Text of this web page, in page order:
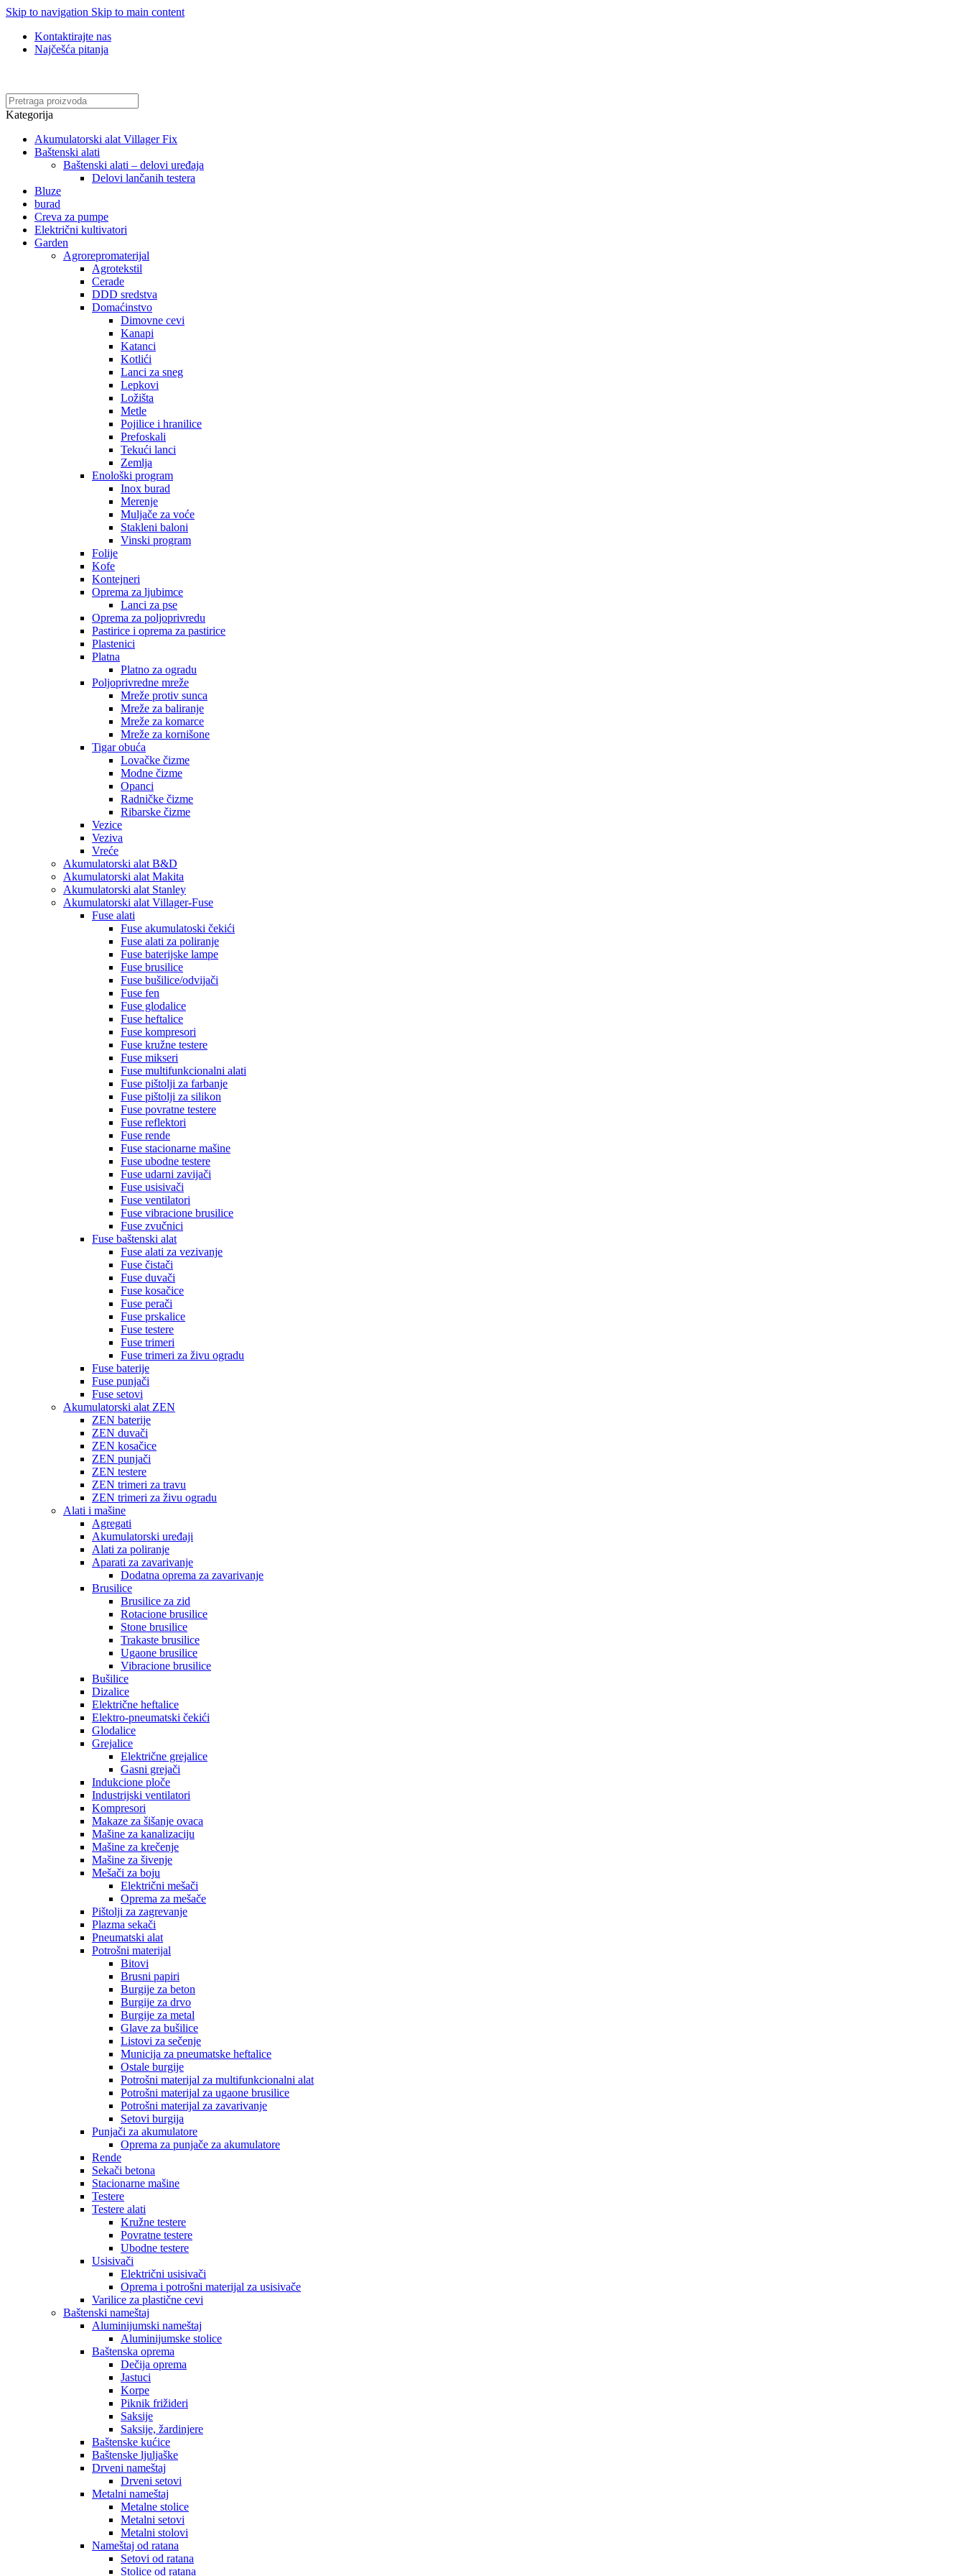
Skip to navigation Skip to main content
Kontaktirajte nas
Najčešća pitanja
Kategorija
Akumulatorski alat Villager Fix
Baštenski alati
Baštenski alati – delovi uređaja
Delovi lančanih testera
Bluze
burad
Creva za pumpe
Električni kultivatori
Garden
Agrorepromaterijal
Agrotekstil
Cerade
DDD sredstva
Domaćinstvo
Dimovne cevi
Kanapi
Katanci
Kotlići
Lanci za sneg
Lepkovi
Ložišta
Metle
Pojilice i hranilice
Prefoskali
Tekući lanci
Zemlja
Enološki program
Inox burad
Merenje
Muljače za voće
Stakleni baloni
Vinski program
Folije
Kofe
Kontejneri
Oprema za ljubimce
Lanci za pse
Oprema za poljoprivredu
Pastirice i oprema za pastirice
Plastenici
Platna
Platno za ogradu
Poljoprivredne mreže
Mreže protiv sunca
Mreže za baliranje
Mreže za komarce
Mreže za kornišone
Tigar obuća
Lovačke čizme
Modne čizme
Opanci
Radničke čizme
Ribarske čizme
Vezice
Veziva
Vreće
Akumulatorski alat B&D
Akumulatorski alat Makita
Akumulatorski alat Stanley
Akumulatorski alat Villager-Fuse
Fuse alati
Fuse akumulatoski čekići
Fuse alati za poliranje
Fuse baterijske lampe
Fuse brusilice
Fuse bušilice/odvijači
Fuse fen
Fuse glodalice
Fuse heftalice
Fuse kompresori
Fuse kružne testere
Fuse mikseri
Fuse multifunkcionalni alati
Fuse pištolji za farbanje
Fuse pištolji za silikon
Fuse povratne testere
Fuse reflektori
Fuse rende
Fuse stacionarne mašine
Fuse ubodne testere
Fuse udarni zavijači
Fuse usisivači
Fuse ventilatori
Fuse vibracione brusilice
Fuse zvučnici
Fuse baštenski alat
Fuse alati za vezivanje
Fuse čistači
Fuse duvači
Fuse kosačice
Fuse perači
Fuse prskalice
Fuse testere
Fuse trimeri
Fuse trimeri za živu ogradu
Fuse baterije
Fuse punjači
Fuse setovi
Akumulatorski alat ZEN
ZEN baterije
ZEN duvači
ZEN kosačice
ZEN punjači
ZEN testere
ZEN trimeri za travu
ZEN trimeri za živu ogradu
Alati i mašine
Agregati
Akumulatorski uređaji
Alati za poliranje
Aparati za zavarivanje
Dodatna oprema za zavarivanje
Brusilice
Brusilice za zid
Rotacione brusilice
Stone brusilice
Trakaste brusilice
Ugaone brusilice
Vibracione brusilice
Bušilice
Dizalice
Električne heftalice
Elektro-pneumatski čekići
Glodalice
Grejalice
Električne grejalice
Gasni grejači
Indukcione ploče
Industrijski ventilatori
Kompresori
Makaze za šišanje ovaca
Mašine za kanalizaciju
Mašine za krečenje
Mašine za šivenje
Mešači za boju
Električni mešači
Oprema za mešače
Pištolji za zagrevanje
Plazma sekači
Pneumatski alat
Potrošni materijal
Bitovi
Brusni papiri
Burgije za beton
Burgije za drvo
Burgije za metal
Glave za bušilice
Listovi za sečenje
Municija za pneumatske heftalice
Ostale burgije
Potrošni materijal za multifunkcionalni alat
Potrošni materijal za ugaone brusilice
Potrošni materijal za zavarivanje
Setovi burgija
Punjači za akumulatore
Oprema za punjače za akumulatore
Rende
Sekači betona
Stacionarne mašine
Testere
Testere alati
Kružne testere
Povratne testere
Ubodne testere
Usisivači
Električni usisivači
Oprema i potrošni materijal za usisivače
Varilice za plastične cevi
Baštenski nameštaj
Aluminijumski nameštaj
Aluminijumske stolice
Baštenska oprema
Dečija oprema
Jastuci
Korpe
Piknik frižideri
Saksije
Saksije, žardinjere
Baštenske kućice
Baštenske ljuljaške
Drveni nameštaj
Drveni setovi
Metalni nameštaj
Metalne stolice
Metalni setovi
Metalni stolovi
Nameštaj od ratana
Setovi od ratana
Stolice od ratana